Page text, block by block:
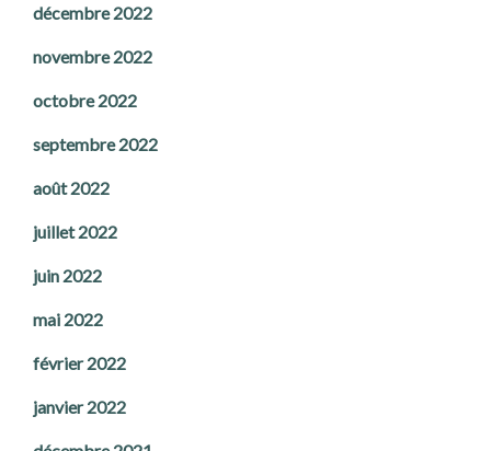
décembre 2022
novembre 2022
octobre 2022
septembre 2022
août 2022
juillet 2022
juin 2022
mai 2022
février 2022
janvier 2022